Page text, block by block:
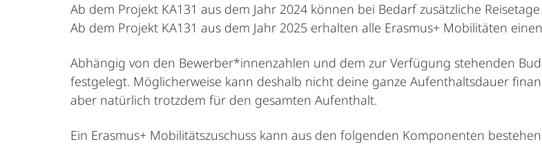
Ab dem Projekt KA131 aus dem Jahr 2024 können bei Bedarf zusätzliche
Ab dem Projekt KA131 aus dem Jahr 2025 erhalten alle Erasmus+ Mobilitäten
Abhängig von den Bewerber*innenzahlen und dem zur Verfügung stehenden
festgelegt. Möglicherweise kann deshalb nicht deine ganze Aufenthaltsdauer
aber natürlich trotzdem für den gesamten Aufenthalt.
Ein Erasmus+ Mobilitätszuschuss kann aus den folgenden Komponenten